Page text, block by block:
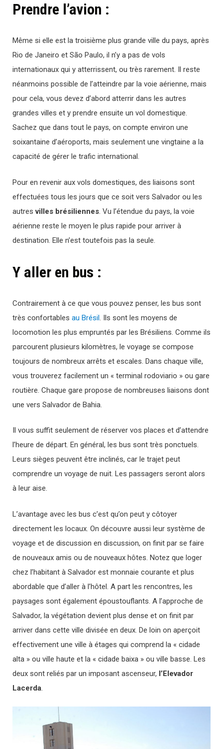
Prendre l’avion :
Même si elle est la troisième plus grande ville du pays, après
Rio de Janeiro et São Paulo, il n’y a pas de vols
internationaux qui y atterrissent, ou très rarement. Il reste
néanmoins possible de l’atteindre par la voie aérienne, mais
pour cela, vous devez d’abord atterrir dans les autres
grandes villes et y prendre ensuite un vol domestique.
Sachez que dans tout le pays, on compte environ une
soixantaine d’aéroports, mais seulement une vingtaine a la
capacité de gérer le trafic international.
Pour en revenir aux vols domestiques, des liaisons sont
effectuées tous les jours que ce soit vers Salvador ou les
autresvilles brésiliennes. Vu l’étendue du pays, la voie
aérienne reste le moyen le plus rapide pour arriver à
destination. Elle n’est toutefois pas la seule.
Y aller en bus :
Contrairement à ce que vous pouvez penser, les bus sont
très confortables au Brésil. Ils sont les moyens de
locomotion les plus empruntés par les Brésiliens. Comme ils
parcourent plusieurs kilomètres, le voyage se compose
toujours de nombreux arrêts et escales. Dans chaque ville,
vous trouverez facilement un « terminal rodoviario » ou gare
routière. Chaque gare propose de nombreuses liaisons dont
une vers Salvador de Bahia.
Il vous suffit seulement de réserver vos places et d’attendre
l’heure de départ. En général, les bus sont très ponctuels.
Leurs sièges peuvent être inclinés, car le trajet peut
comprendre un voyage de nuit. Les passagers seront alors
à leur aise.
L’avantage avec les bus c’est qu’on peut y côtoyer
directement les locaux. On découvre aussi leur système de
voyage et de discussion en discussion, on finit par se faire
de nouveaux amis ou de nouveaux hôtes. Notez que loger
chez l’habitant à Salvador est monnaie courante et plus
abordable que d’aller à l’hôtel. A part les rencontres, les
paysages sont également époustouflants. A l’approche de
Salvador, la végétation devient plus dense et on finit par
arriver dans cette ville divisée en deux. De loin on aperçoit
effectivement une ville à étages qui comprend la « cidade
alta » ou ville haute et la « cidade baixa » ou ville basse. Les
deux sont reliés par un imposant ascenseur, l’Elevador
Lacerda.